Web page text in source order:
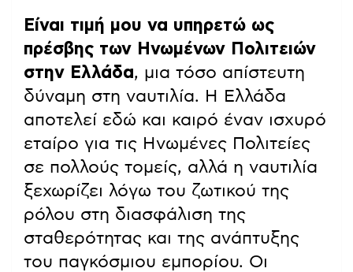
Είναι τιμή μου να υπηρετώ ως
πρέσβης των Ηνωμένων Πολιτειών
στην Ελλάδα, μια τόσο απίστευτη
δύναμη στη ναυτιλία. Η Ελλάδα
αποτελεί εδώ και καιρό έναν ισχυρό
εταίρο για τις Ηνωμένες Πολιτείες
σε πολλούς τομείς, αλλά η ναυτιλία
ξεχωρίζει λόγω του ζωτικού της
ρόλου στη διασφάλιση της
σταθερότητας και της ανάπτυξης
του παγκόσμιου εμπορίου. Οι